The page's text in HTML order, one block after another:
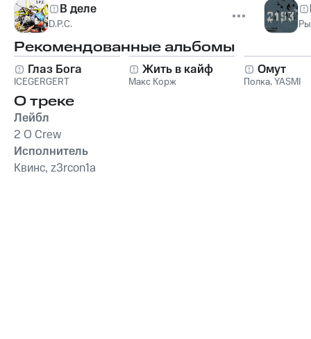
В деле
D.P.C.
Рекомендованные альбомы
Глаз Бога
ICEGERGERT
Жить в кайф
Макс Корж
Омут
Полка,YASMI
О треке
Лейбл
2 O Crew
Исполнитель
Квинс, z3rcon1a